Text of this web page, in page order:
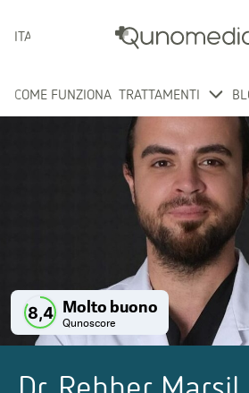
ITALIANO
COME FUNZIONA TRATTAMENTI
8,4 Molto buono
Qunoscore